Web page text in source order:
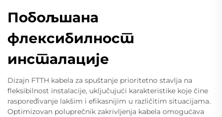
Побољшана
флексибилност
инсталације
Dizajn FTTH kabela za spuštanje prioritetno stavlja na
fleksibilnost instalacije, uključujući karakteristike koje čine
raspoređivanje lakšim i efikasnijim u različitim situacijama.
Optimizovan poluprečnik zakrivljenja kabela omogućava